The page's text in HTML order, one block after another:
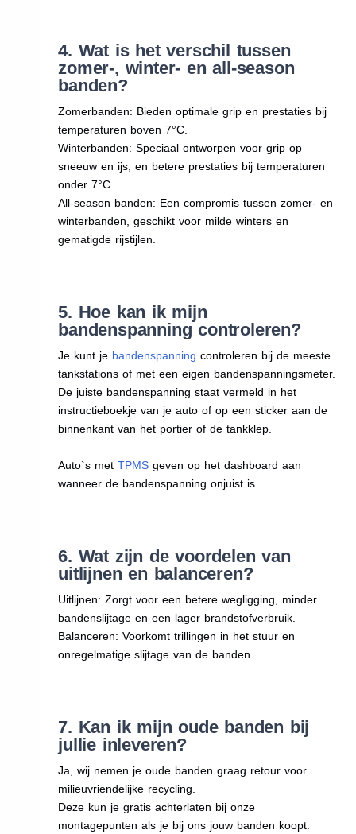
4. Wat is het verschil tussen
zomer-, winter- en all-season
banden?
Zomerbanden: Bieden optimale grip en prestaties bij
temperaturen boven 7°C.
Winterbanden: Speciaal ontworpen voor grip op
sneeuw en ijs, en betere prestaties bij temperaturen
onder 7°C.
All-season banden: Een compromis tussen zomer- en
winterbanden, geschikt voor milde winters en
gematigde rijstijlen.
5. Hoe kan ik mijn
bandenspanning controleren?
Je kunt je bandenspanning controleren bij de meeste
tankstations of met een eigen bandenspanningsmeter.
De juiste bandenspanning staat vermeld in het
instructieboekje van je auto of op een sticker aan de
binnenkant van het portier of de tankklep.
Auto`s metTPMS geven op het dashboard aan
wanneer de bandenspanning onjuist is.
6. Wat zijn de voordelen van
uitlijnen en balanceren?
Uitlijnen: Zorgt voor een betere wegligging, minder
bandenslijtage en een lager brandstofverbruik.
Balanceren: Voorkomt trillingen in het stuur en
onregelmatige slijtage van de banden.
7. Kan ik mijn oude banden bij
jullie inleveren?
Ja, wij nemen je oude banden graag retour voor
milieuvriendelijke recycling.
Deze kun je gratis achterlaten bij onze
montagepunten als je bij ons jouw banden koopt.